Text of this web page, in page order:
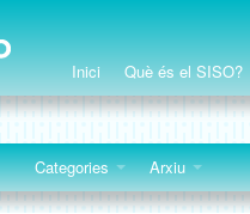
Inici Què és el SISO?
Categories Arxiu